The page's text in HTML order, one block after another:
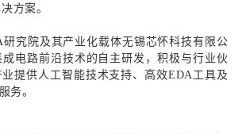
方案。
研究院及其产业化载体无锡芯怀科技有限公
电路前沿技术的自主研发，积极与行业伙
提供人工智能技术支持、高效EDA 工具及
务。